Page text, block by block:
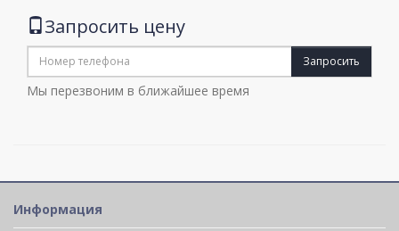
Запросить цену
Запросить
Мы перезвоним в ближайшее время
Информация